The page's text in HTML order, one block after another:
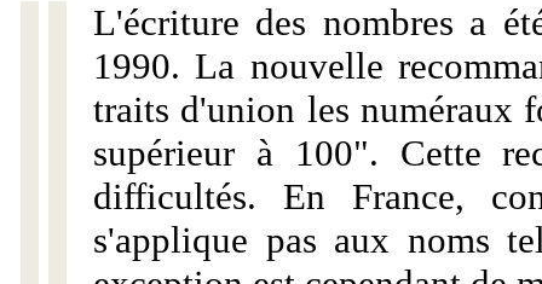
L'écriture des nombres a
1990. La nouvelle
traits d'union les numéraux
supérieur à 100". Cette
difficultés. En France,
s'applique pas aux noms